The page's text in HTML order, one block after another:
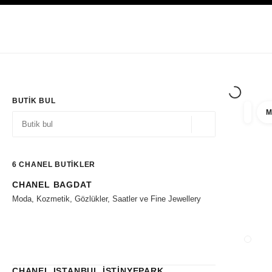
BUTIK BUL
6 CHANEL BUTİKLER
Filtrelere git
CHANEL BAGDAT
Moda, Kozmetik, Gözlükler, Saatler ve Fine Jewellery
filtre